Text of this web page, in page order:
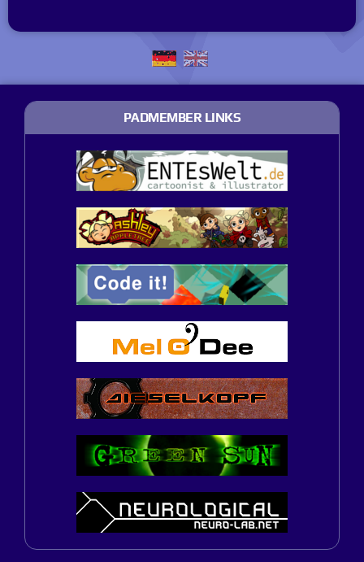
PADMEMBER LINKS